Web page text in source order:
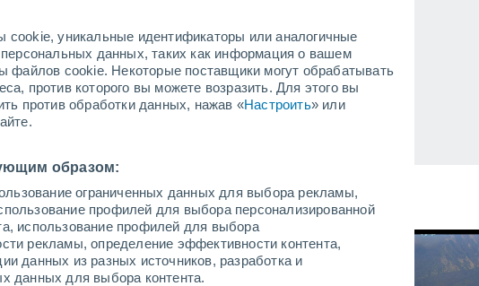
cookie, уникальные идентификаторы или аналогичные
данных, таких как информация о вашем
файлов cookie. Некоторые поставщики могут обрабатывать
против которого вы можете возразить. Для этого вы
против обработки данных, нажав «Настроить» или
образом:
ограниченных данных для выбора рекламы,
профилей для выбора персонализированной
использование профилей для выбора
рекламы, определение эффективности контента,
данных из разных источников, разработка и
данных для выбора контента.
Тип покрытия у подножья склона
Тип покрытия на вершине склона